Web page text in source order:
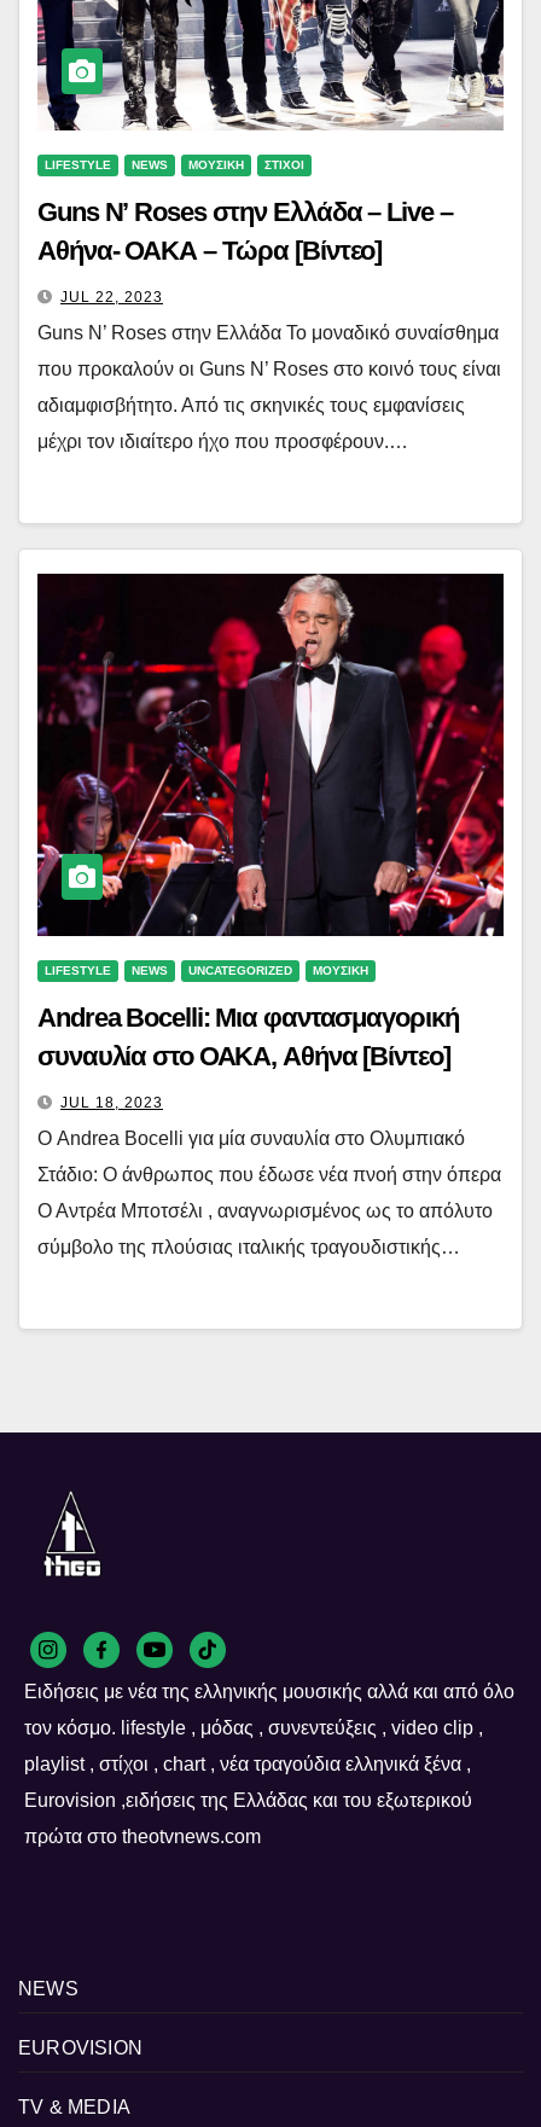
LIFESTYLE NEWS ΜΟΥΣΙΚΗ ΣΤΙΧΟΙ
Guns N’ Roses στην Ελλάδα – Live –
Αθήνα- ΟΑΚΑ – Τώρα [Βίντεο]
JUL 22, 2023
Guns N’ Roses στην Ελλάδα Το μοναδικό συναίσθημα
που προκαλούν οι Guns N’ Roses στο κοινό τους είναι
αδιαμφισβήτητο. Από τις σκηνικές τους εμφανίσεις
μέχρι τον ιδιαίτερο ήχο που προσφέρουν.…
LIFESTYLE NEWS UNCATEGORIZED ΜΟΥΣΙΚΗ
Andrea Bocelli: Μια φαντασμαγορική
συναυλία στο ΟΑΚΑ, Αθήνα [Βίντεο]
JUL 18, 2023
Ο Andrea Bocelli για μία συναυλία στο Ολυμπιακό
Στάδιο: Ο άνθρωπος που έδωσε νέα πνοή στην όπερα
Ο Αντρέα Μποτσέλι , αναγνωρισμένος ως το απόλυτο
σύμβολο της πλούσιας ιταλικής τραγουδιστικής…
Ειδήσεις με νέα της ελληνικής μουσικής αλλά και από όλο
τον κόσμο. lifestyle , μόδας , συνεντεύξεις , video clip ,
playlist , στίχοι , chart , νέα τραγούδια ελληνικά ξένα ,
Eurovision ,ειδήσεις της Ελλάδας και του εξωτερικού
πρώτα στο theotvnews.com
NEWS
EUROVISION
TV & MEDIA